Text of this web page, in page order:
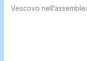
Vescovo